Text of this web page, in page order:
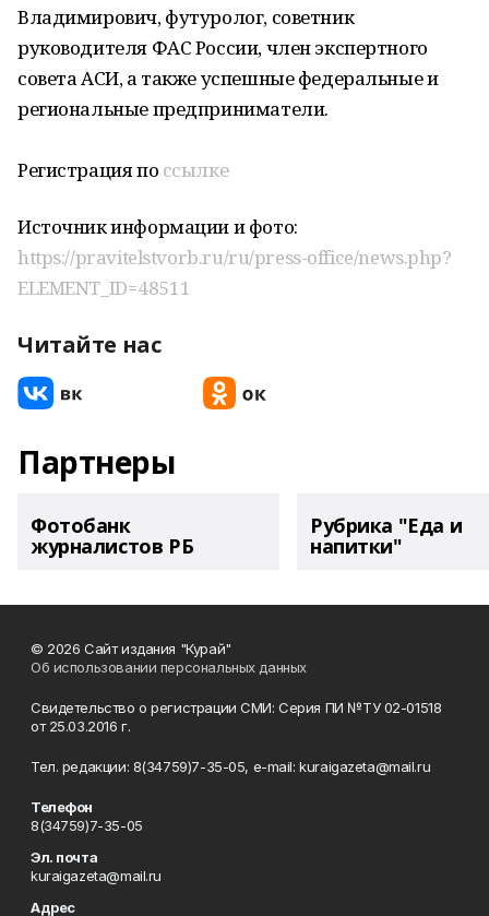
Владимирович, футуролог, советник
руководителя ФАС России, член экспертного
совета АСИ, а также успешные федеральные и
региональные предприниматели.
Регистрация по ссылке
Источник информации и фото:
https://pravitelstvorb.ru/ru/press-office/news.php?
ELEMENT_ID=48511
Читайте нас
Партнеры
Фотобанк
журналистов РБ
Рубрика "Еда и
напитки"
© 2026 Сайт издания "Курай"
Об использовании персональных данных
Свидетельство о регистрации СМИ: Серия ПИ №ТУ 02-01518
от 25.03.2016 г.
Тел. редакции: 8(34759)7-35-05, e-mail: kuraigazeta@mail.ru
Телефон
8(34759)7-35-05
Эл. почта
kuraigazeta@mail.ru
Адрес